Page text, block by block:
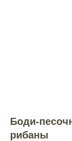
Боди-
рибаны